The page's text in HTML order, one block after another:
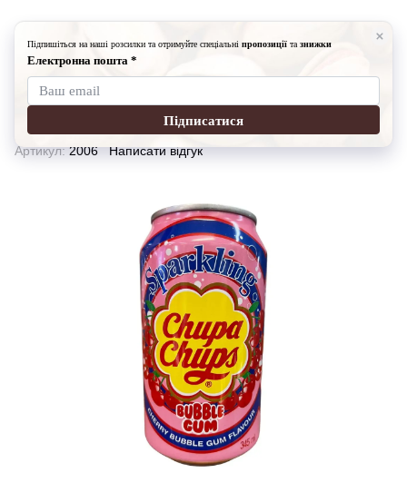
Напої Напій Chupa Chups Cherry Bubble Gum, 345мл
Напій Chupa Chups Cherry Bubble
Артикул:2006 Написати відгук